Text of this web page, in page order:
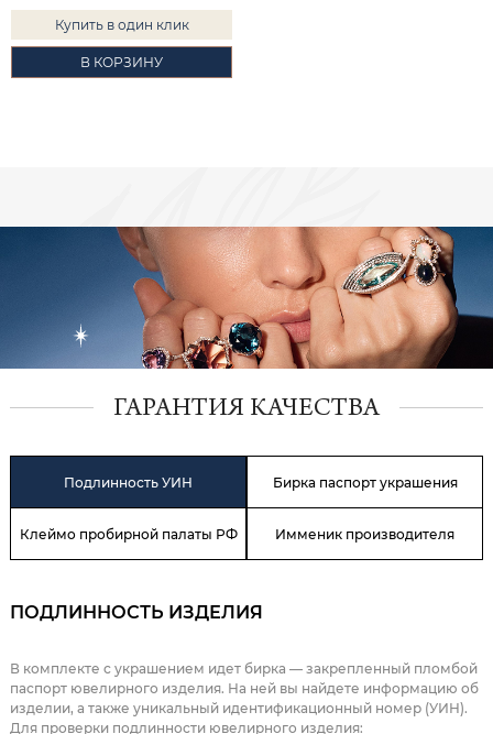
Купить в один клик
В КОРЗИНУ
ГАРАНТИЯ КАЧЕСТВА
Подлинность УИН Бирка паспорт украшения
Клеймо пробирной палаты РФ Имменик производителя
ПОДЛИННОСТЬ ИЗДЕЛИЯ
В комплекте с украшением идет бирка — закрепленный пломбой
паспорт ювелирного изделия. На ней вы найдете информацию об
изделии, а также уникальный идентификационный номер (УИН).
Для проверки подлинности ювелирного изделия: